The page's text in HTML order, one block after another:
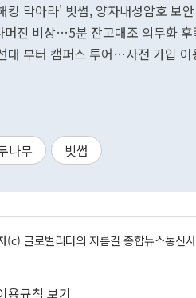
킹 막아라' 빗썸, 양자내성암호 보
머진 비상…5분 잔고대조 의무화 후
대 부터 캠퍼스 투어…사전 가입
나무 빗썸
(c) 글로벌리더의 지름길 종합뉴스통
용규칙 보기